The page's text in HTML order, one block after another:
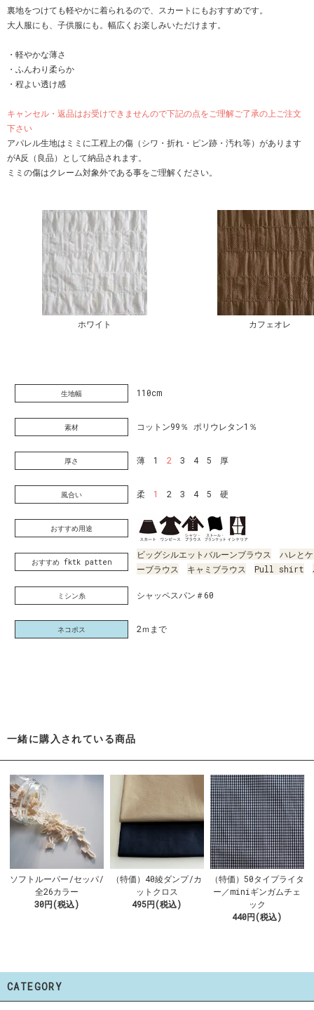
裏地をつけても軽やかに着られるので、スカートにもおすすめです。
大人服にも、子供服にも。幅広くお楽しみいただけます。
・軽やかな薄さ
・ふんわり柔らか
・程よい透け感
キャンセル・返品はお受けできませんので下記の点をご理解ご了承の上ご注文
下さい
アパレル生地はミミに工程上の傷（シワ・折れ・ピン跡・汚れ等）があります
がA反（良品）として納品されます。
ミミの傷はクレーム対象外である事をご理解ください。
ホワイト カフェオレ
生地幅 110cm
素材 コットン99％ ポリウレタン1％
厚さ 薄 1 2 3 4 5 厚
風合い 柔 1 2 3 4 5 硬
おすすめ用途
おすすめ fktk patten
ビッグシルエットバルーンブラウス
ハレと
ーブラウス
キャミブラウス Pull shirt
ミシン糸 シャッペスパン＃60
ネコポス 2ｍまで
一緒に購入されている商品
ソフトルーパー/セッパ/
全26カラー
30円(税込)
（特価）40綾ダンプ/カ
ットクロス
495円(税込)
（特価）50タイプライタ
ー／miniギンガムチェ
ック
440円(税込)
CATEGORY